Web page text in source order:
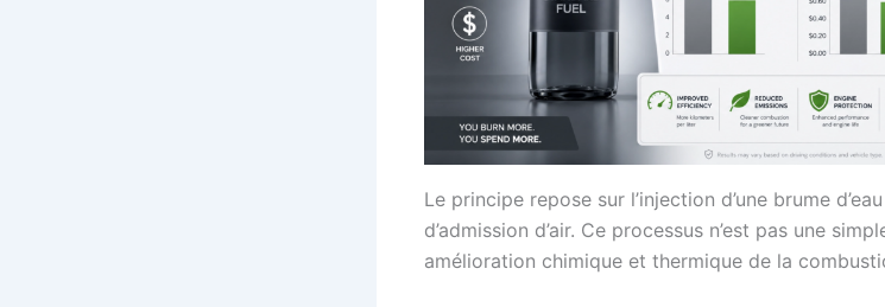
Le principe repose sur l’injection d’une brume
d’admission d’air. Ce processus n’est pas une
amélioration chimique et thermique de la